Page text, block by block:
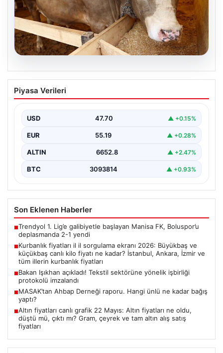
07.08.2026
Kurbanlık fiyatları il il sorgulama ekranı
2026: Büyükbaş ve küçükbaş canlı kilo
ve tüm illerin kurbanlık fiyatları
Piyasa Verileri
USD 47.70 ▲ +0.15%
EUR 55.19 ▲ +0.28%
ALTIN 6652.8 ▲ +2.47%
BTC 3093814 ▲ +0.93%
Son Eklenen Haberler
■Trendyol 1. Lig’e galibiyetle başlayan Manisa FK, Boluspor’u
deplasmanda 2-1 yendi
■Kurbanlık fiyatları il il sorgulama ekranı 2026: Büyükbaş ve
küçükbaş canlı kilo fiyatı ne kadar? İstanbul, Ankara, İzmir ve
tüm illerin kurbanlık fiyatları
■Bakan Işıkhan açıkladı! Tekstil sektörüne yönelik işbirliği
protokolü imzalandı
■MASAK’tan Ahbap Derneği raporu. Hangi ünlü ne kadar bağış
yaptı?
■Altın fiyatları canlı grafik 22 Mayıs: Altın fiyatları ne oldu,
düştü mü, çıktı mı? Gram, çeyrek ve tam altın alış satış
fiyatları